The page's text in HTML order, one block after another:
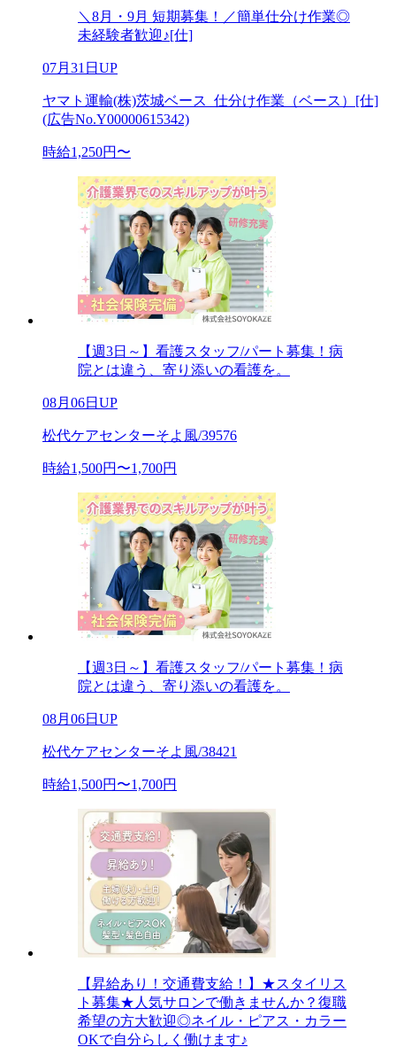
＼8月・9月 短期募集！／簡単仕分け作業◎
未経験者歓迎♪[仕]
07月31日UP
ヤマト運輸(株)茨城ベース_仕分け作業（ベース）[仕]
(広告No.Y00000615342)
時給1,250円〜
【週3日～】看護スタッフ/パート募集！病
院とは違う、寄り添いの看護を。
08月06日UP
松代ケアセンターそよ風/39576
時給1,500円〜1,700円
【週3日～】看護スタッフ/パート募集！病
院とは違う、寄り添いの看護を。
08月06日UP
松代ケアセンターそよ風/38421
時給1,500円〜1,700円
【昇給あり！交通費支給！】★スタイリス
ト募集★人気サロンで働きませんか？復職
希望の方大歓迎◎ネイル・ピアス・カラー
OKで自分らしく働けます♪